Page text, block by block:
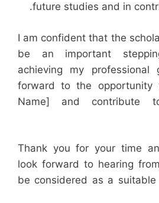
future studies and in
I am confident that the
be an important
achieving my
forward to the opportunity
Name] and contribute
Thank you for your time
look forward to hearing
be considered as a